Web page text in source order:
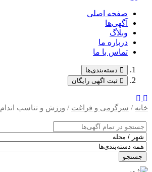
صفحه اصلی
آگهی‌ها
وبلاگ
درباره ما
تماس با ما
دسته‌بندی‌ها
ثبت اگهی رایگان
خانه / سرگرمی و فراغت / ورزش و تناسب اندام
جستجو